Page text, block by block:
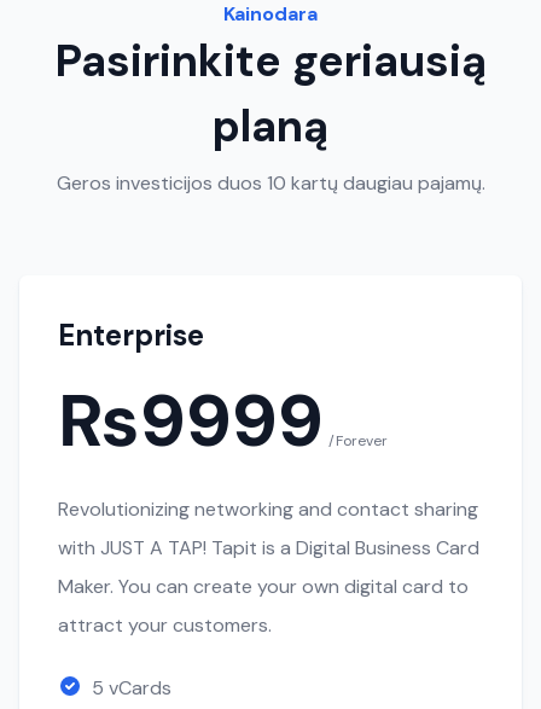
Kainodara
Pasirinkite geriausią
planą
Geros investicijos duos 10 kartų daugiau pajamų.
Enterprise
₨9999 /Forever
Revolutionizing networking and contact sharing
with JUST A TAP! Tapit is a Digital Business Card
Maker. You can create your own digital card to
attract your customers.
5 vCards